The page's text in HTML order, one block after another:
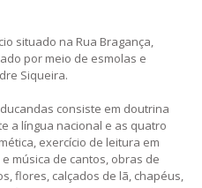
situado na Rua Bragança,
por meio de esmolas e
Siqueira.
consiste em doutrina
a língua nacional e as quatro
exercício de leitura em
música de cantos, obras de
flores, calçados de lã, chapéus,